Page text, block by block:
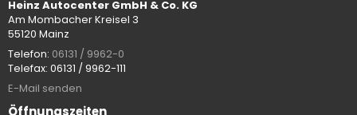
Heinz Autocenter GmbH & Co. KG
Am Mombacher Kreisel 3
55120 Mainz
Telefon: 06131 / 9962-0
Telefax: 06131 / 9962-111
E-Mail senden
Öffnungszeiten